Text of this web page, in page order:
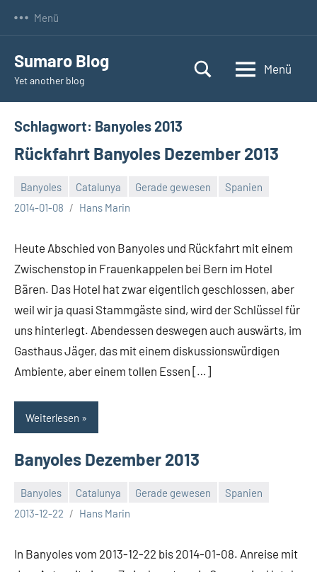
Menü
Sumaro Blog
Yet another blog
Menü
Schlagwort: Banyoles 2013
Rückfahrt Banyoles Dezember 2013
Banyoles Catalunya Gerade gewesen
Spanien
2014-01-08
Hans Marin
Keine
Heute Abschied von Banyoles und Rückfahrt mit einem
Zwischenstop in Frauenkappelen bei Bern im Hotel
Bären. Das Hotel hat zwar eigentlich geschlossen, aber
weil wir ja quasi Stammgäste sind, wird der Schlüssel für
uns hinterlegt. Abendessen deswegen auch auswärts, im
Gasthaus Jäger, das mit einem diskussionswürdigen
Ambiente, aber einem tollen Essen […]
Weiterlesen
Banyoles Dezember 2013
Banyoles Catalunya Gerade gewesen
Spanien
2013-12-22
Hans Marin
Keine
In Banyoles vom 2013-12-22 bis 2014-01-08. Anreise mit